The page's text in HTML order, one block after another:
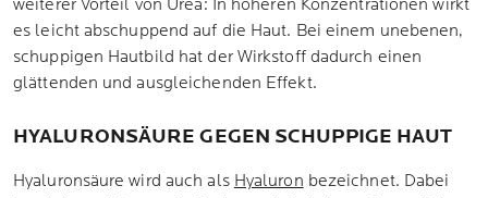
weiterer Vorteil von Urea: In höheren Konzentrationen wirkt
es leicht abschuppend auf die Haut. Bei einem unebenen,
schuppigen Hautbild hat der Wirkstoff dadurch einen
glättenden und ausgleichenden Effekt.
HYALURONSÄURE GEGEN SCHUPPIGE HAUT
Hyaluronsäure wird auch als Hyaluron bezeichnet. Dabei